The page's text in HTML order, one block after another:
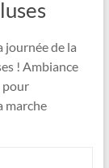
journée de la
! Ambiance
pour
marche